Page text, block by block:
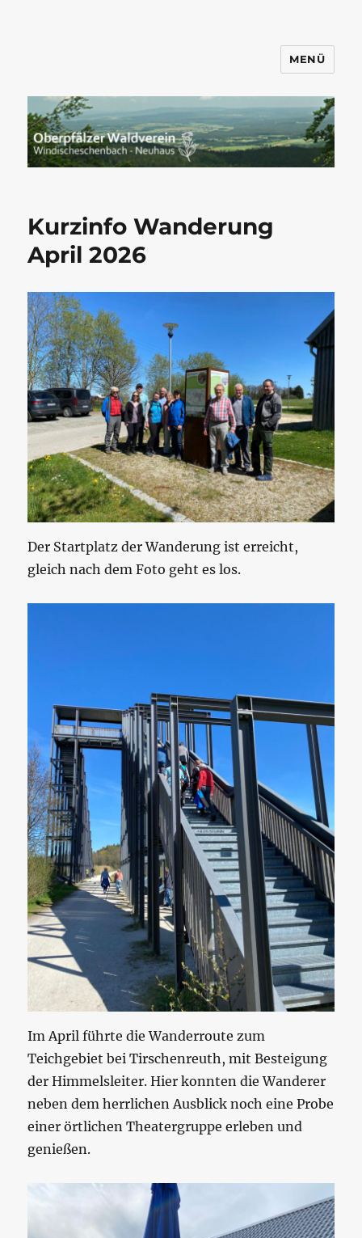
Windischeschenbach-Neuhaus
MENÜ
Kurzinfo Wanderung
April 2026
Der Startplatz der Wanderung ist erreicht,
gleich nach dem Foto geht es los.
Im April führte die Wanderroute zum
Teichgebiet bei Tirschenreuth, mit Besteigung
der Himmelsleiter. Hier konnten die Wanderer
neben dem herrlichen Ausblick noch eine Probe
einer örtlichen Theatergruppe erleben und
genießen.